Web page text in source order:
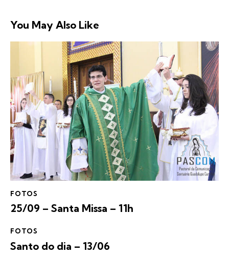
You May Also Like
FOTOS
25/09 – Santa Missa – 11h
FOTOS
Santo do dia – 13/06